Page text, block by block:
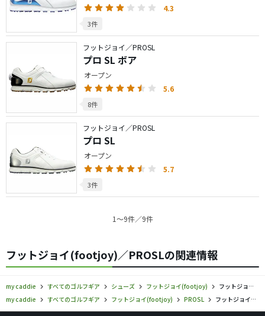
4.3
3件
フットジョイ／PROSL
プロ SL ボア
オープン
5.6
8件
フットジョイ／PROSL
プロ SL
オープン
5.7
3件
1〜9件／9件
フットジョイ(footjoy)／PROSLの関連情報
my caddie すべてのゴルフギア シューズ フットジョイ(footjoy)
フットジョイ／PROSL／シューズの口コミ評価
my caddie
すべてのゴルフギア フットジョイ(footjoy) PROSL フットジョイ／PROSL／シューズの口コミ評価